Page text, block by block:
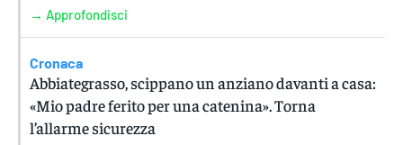
→ Approfondisci
Cronaca
Abbiategrasso, scippano un anziano davanti a casa:
«Mio padre ferito per una catenina». Torna
l’allarme sicurezza